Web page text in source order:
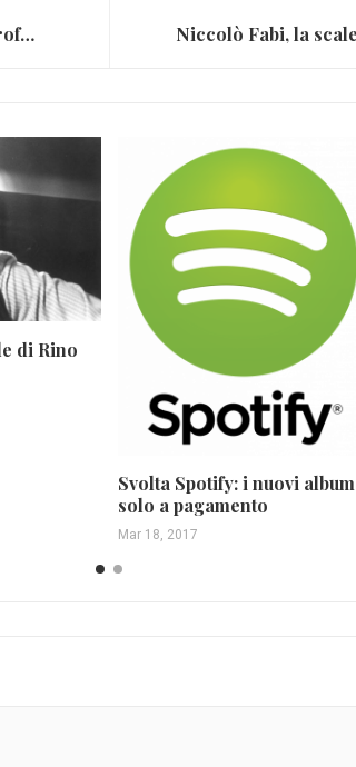
Manuel Agnelli a X Factor, il perché ai microfoni di Radio1
di Rino
Svolta Spotify: i nuovi album
solo a pagamento
Mar 18, 2017